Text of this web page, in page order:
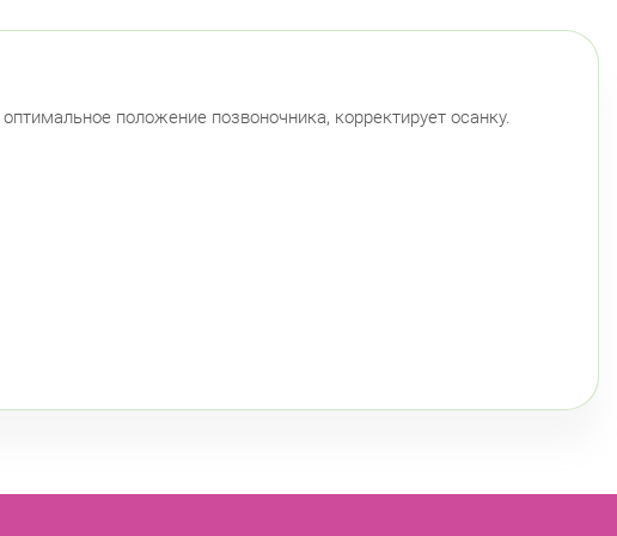
положение позвоночника, корректирует осанку.